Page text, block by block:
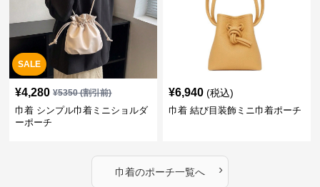
SALE
¥4,280 ¥5350(割引前)
巾着 シンプル巾着ミニショルダ
ーポーチ
¥6,940 (税込)
巾着 結び目装飾ミニ巾着ポーチ
巾着のポーチ一覧へ ›